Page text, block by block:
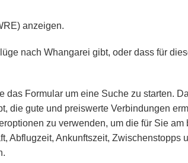
anzeigen.
nach Whangarei gibt, oder dass für
Formular um eine Suche zu starten.
die gute und preiswerte Verbindungen
zu verwenden, um die für Sie am
Abflugzeit, Ankunftszeit, Zwischenstopps